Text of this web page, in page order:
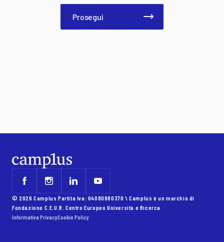
Prosegui
© 2026 Camplus Partita Iva: 04080980370 \ Camplus è un marchio di
Fondazione C.E.U.R. Centro Europeo Università e Ricerca
Informativa PrivacyCookie Policy